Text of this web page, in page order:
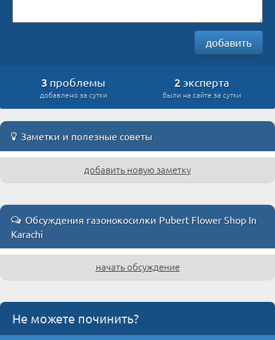
добавить
3 проблемы
добавлено за сутки
2 эксперта
были на сайте за сутки
Заметки и полезные советы
добавить новую заметку
Обсуждения газонокосилки Pubert Flower Shop In
Karachi
начать обсуждение
Не можете починить?